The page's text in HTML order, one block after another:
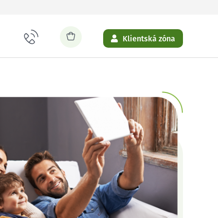
Klientská zóna